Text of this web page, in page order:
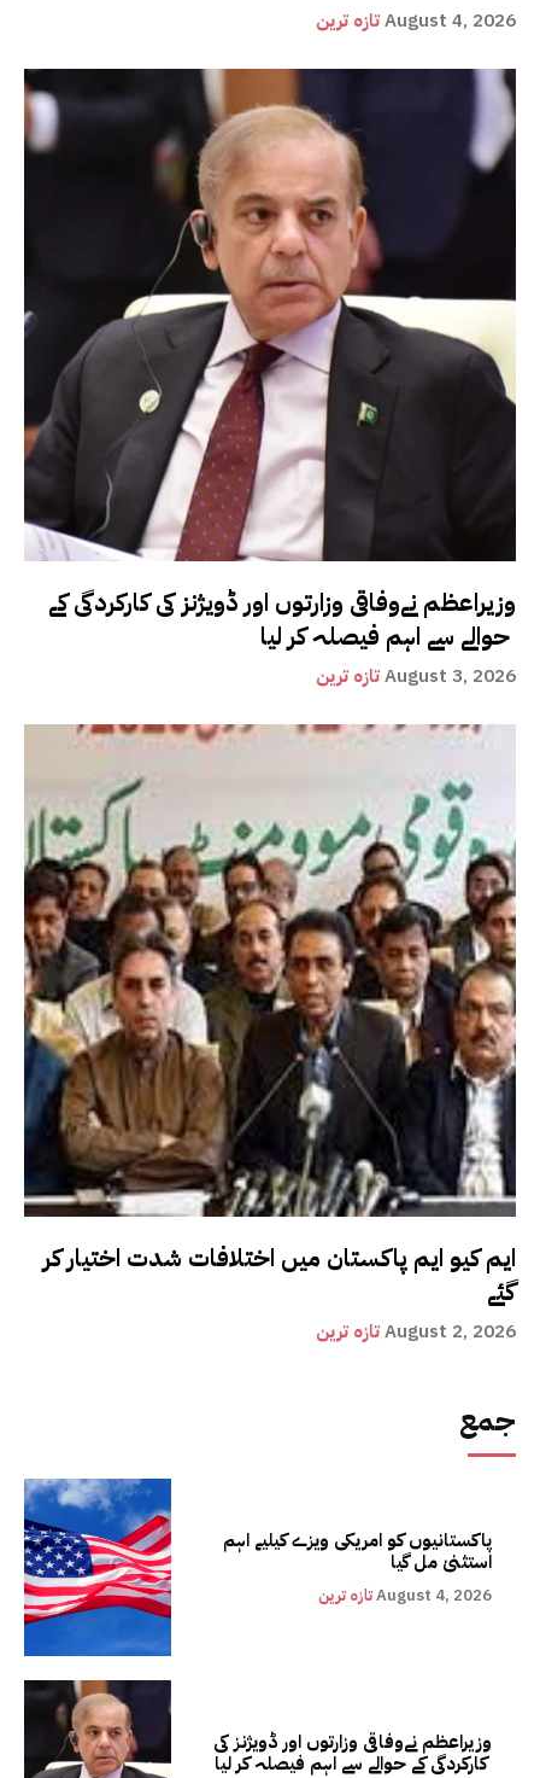
تازہ ترینAugust 4, 2026
وزیراعظم نےوفاقی وزارتوں اور ڈویژنز کی کارکردگی کے
تازہ ترینAugust 3, 2026
ایم کیو ایم پاکستان میں اختلافات شدت اختیار کر
گئے
تازہ ترینAugust 2, 2026
جمع
پاکستانیوں کو امریکی ویزے کیلیے اہم
استثنیٰ مل گیا
تازہ ترینAugust 4, 2026
وزیراعظم نےوفاقی وزارتوں اور ڈویژنز کی
کارکردگی کے حوالے سے اہم فیصلہ کر لیا